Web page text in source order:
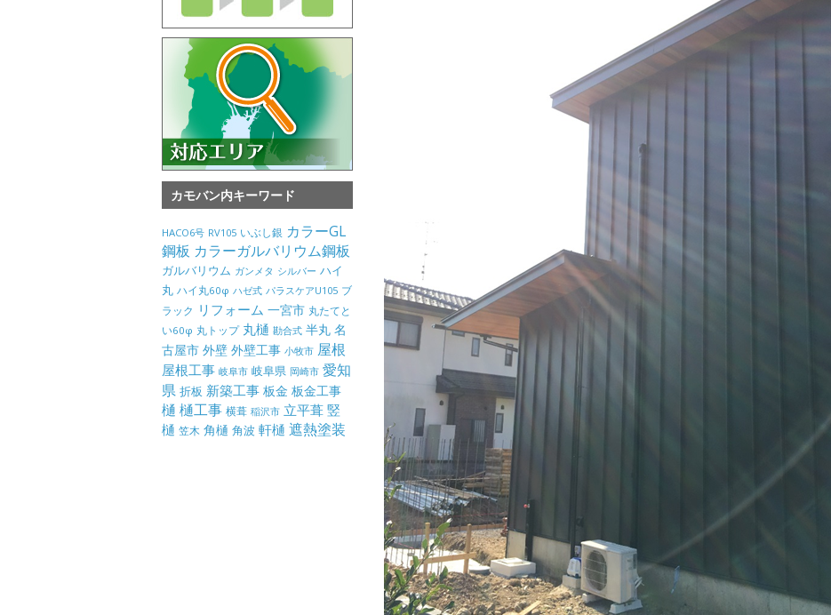
カモバン内キーワード
HACO6号 RV105 いぶし銀 カラーGL
鋼板 カラーガルバリウム鋼板
ガルバリウム ガンメタ シルバー ハイ
丸 ハイ丸60φ ハゼ式 パラスケアU105 ブ
ラック リフォーム 一宮市 丸たてと
い60φ 丸トップ 丸樋 勘合式 半丸 名
古屋市 外壁 外壁工事 小牧市 屋根
屋根工事 岐阜市 岐阜県 岡崎市 愛知
県 折板 新築工事 板金 板金工事
樋 樋工事 横葺 稲沢市 立平葺 竪
樋 笠木 角樋 角波 軒樋 遮熱塗装